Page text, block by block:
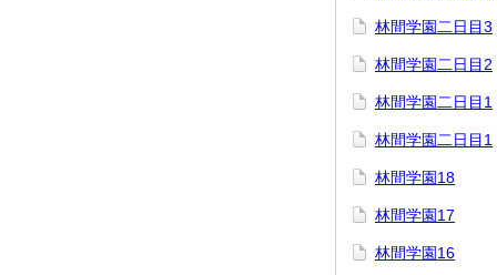
林間学園二日目3
林間学園二日目2
林間学園二日目1
林間学園二日目1
林間学園18
林間学園17
林間学園16